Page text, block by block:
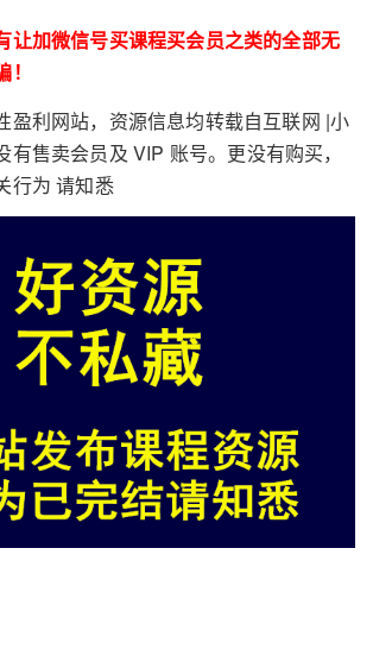
让加微信号买课程买会员之类的全部无
盈利网站，资源信息均转载自互联网 |小
有售卖会员及 VIP 账号。更没有购买，
行为 请知悉